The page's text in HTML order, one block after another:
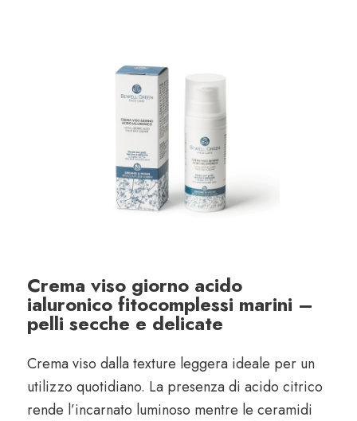
Crema viso giorno acido
ialuronico fitocomplessi marini –
pelli secche e delicate
Crema viso dalla texture leggera ideale per un
utilizzo quotidiano. La presenza di acido citrico
rende l’incarnato luminoso mentre le ceramidi